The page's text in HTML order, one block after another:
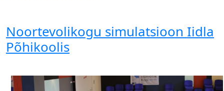
Noortevolikogu simulatsioon Iidla
Põhikoolis